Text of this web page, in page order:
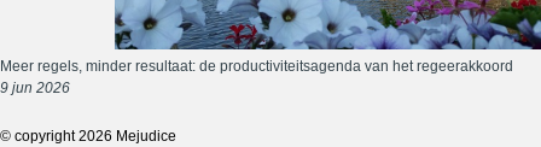
Meer regels, minder resultaat: de productiviteitsagenda van het regeerakkoord
9 jun 2026
© copyright 2026 Mejudice